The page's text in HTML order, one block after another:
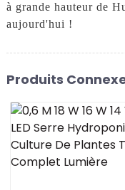
à grande hauteur de
aujourd'hui !
Produits